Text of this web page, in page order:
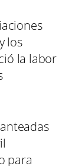
los
la labor
para